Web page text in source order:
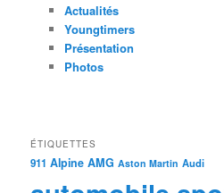
Actualités
Youngtimers
Présentation
Photos
ÉTIQUETTES
911 Alpine AMG Aston Martin Audi